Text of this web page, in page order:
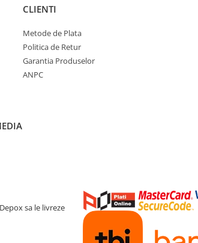
CLIENTI
Metode de Plata
Politica de Retur
Garantia Produselor
ANPC
sa le livreze